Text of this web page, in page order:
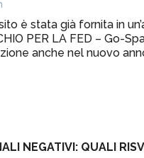
è stata già fornita in
PER LA FED – Go-
anche nel nuovo
NEGATIVI: QUALI